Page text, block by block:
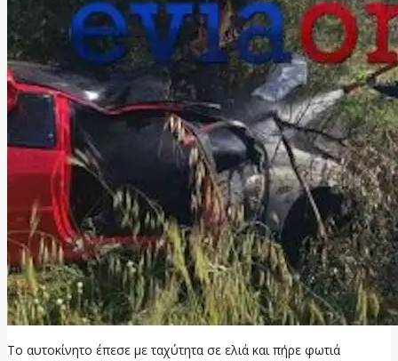
Το αυτοκίνητο έπεσε με ταχύτητα σε ελιά και πήρε φωτιά